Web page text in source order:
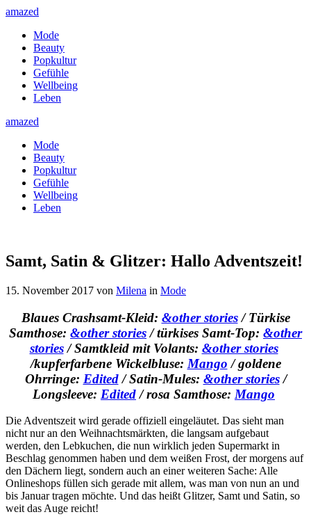
amazed
Mode
Beauty
Popkultur
Gefühle
Wellbeing
Leben
amazed
Mode
Beauty
Popkultur
Gefühle
Wellbeing
Leben
Samt, Satin & Glitzer: Hallo Adventszeit!
15. November 2017 von Milena in Mode
Blaues Crashsamt-Kleid: &other stories/ Türkise
Samthose: &other stories/ türkises Samt-Top: &other
stories/ Samtkleid mit Volants: &other stories
/kupferfarbene Wickelbluse: Mango / goldene
Ohrringe: Edited/ Satin-Mules: &other stories/
Longsleeve: Edited/ rosa Samthose: Mango
Die Adventszeit wird gerade offiziell eingeläutet. Das sieht man
nicht nur an den Weihnachtsmärkten, die langsam aufgebaut
werden, den Lebkuchen, die nun wirklich jeden Supermarkt in
Beschlag genommen haben und dem weißen Frost, der morgens auf
den Dächern liegt, sondern auch an einer weiteren Sache: Alle
Onlineshops füllen sich gerade mit allem, was man von nun an und
bis Januar tragen möchte. Und das heißt Glitzer, Samt und Satin, so
weit das Auge reicht!